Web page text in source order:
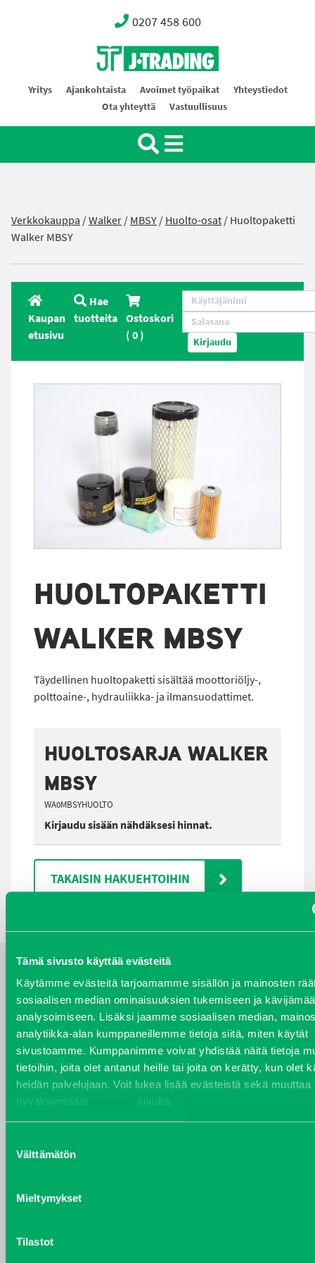
Tämä sivusto käyttää evästeitä
Käytämme evästeitä tarjoamamme sisällön ja mainosten
sosiaalisen median ominaisuuksien tukemiseen ja
analysoimiseen. Lisäksi jaamme sosiaalisen median,
analytiikka-alan kumppaneillemme tietoja siitä, miten käytät
sivustoamme. Kumppanimme voivat yhdistää näitä tietoja
tietoihin, joita olet antanut heille tai joita on kerätty, kun olet
heidän palvelujaan. Voit lukea lisää evästeistä sekä muuttaa
hyväksyntääsi
sivulta.
valinta
Välttämätön
Mieltymykset
Tilastot
0207 458 600
Oy J-Trading Ab
Yritys Ajankohtaista Avoimet työpaikat
Yhteystiedot
Ota yhteyttä
Vastuullisuus
Verkkokauppa /Walker/MBSY/Huolto-osat/ Huoltopaketti
Walker MBSY
Kaupan
etusivu
Hae
tuotteita Ostoskori
(0) Kirjaudu
HUOLTOPAKETTI
WALKER MBSY
Täydellinen huoltopaketti sisältää moottoriöljy-,
polttoaine-, hydrauliikka- ja ilmansuodattimet.
HUOLTOSARJA WALKER
MBSY
WA0MBSYHUOLTO
Kirjaudu sisään nähdäksesi hinnat.
TAKAISIN HAKUEHTOIHIN
YHTEYSTIEDOT
VARAOSAT
Varaosat
Puh 020 7458 686